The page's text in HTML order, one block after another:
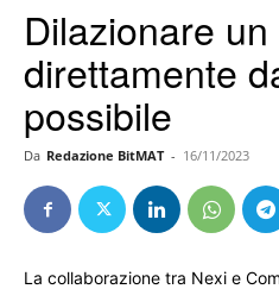
Dilazionare
direttamente
possibile
Da Redazione BitMAT - 16/11/2023
La collaborazione tra Nexi e